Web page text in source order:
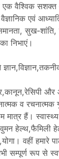
एक वैश्विक
एवं
सुख-शांति,
निभाएं।
व रचनात्मक
हैं।
हेल्थ,फैमिली
वहीं हमारे
सम्पूर्ण रूप से